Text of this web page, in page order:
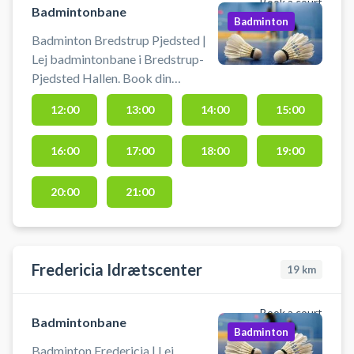
Badmintonbane
Badminton Bredstrup Pjedsted |
Lej badmintonbane i Bredstrup-
Pjedsted Hallen. Book din
badminton og spil badminton i
Bredstrup på en af
badmintonbanerne i hallen ved
byerne Pjedsted og Bredstrup.
Medbring selv ketcher og bolde.
Der er gratis parkering ved hallen.
Badminton
12:00 13:00 14:00 15:00
16:00 17:00 18:00 19:00
20:00 21:00
Fredericia Idrætscenter 19 km
Book a court
Badmintonbane
Badminton Fredericia | Lej
Badminton